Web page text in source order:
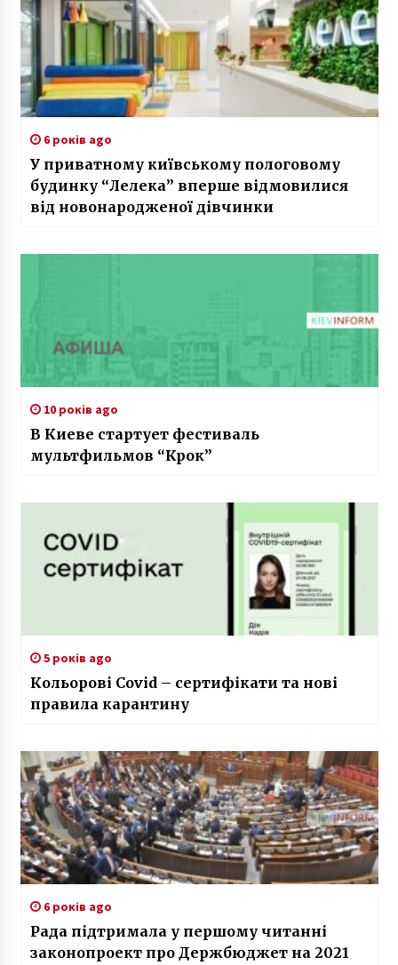
6 років ago
У приватному київському пологовому
будинку “Лелека” вперше відмовилися
від новонародженої дівчинки
10 років ago
В Киеве стартует фестиваль
мультфильмов “Крок”
5 років ago
Кольорові Covid – сертифікати та нові
правила карантину
6 років ago
Рада підтримала у першому читанні
законопроект про Держбюджет на 2021